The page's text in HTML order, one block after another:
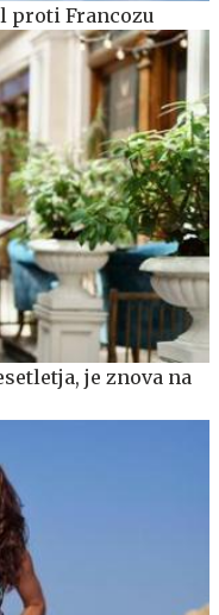
proti Francozu
je znova na